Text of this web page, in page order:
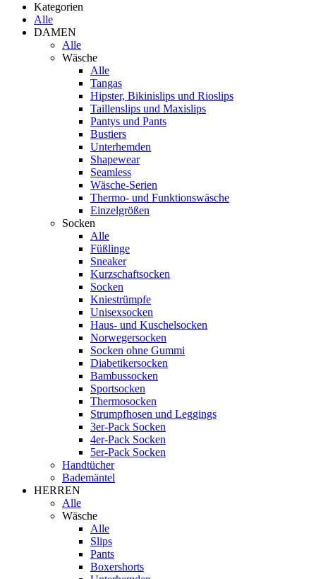
Kategorien
Alle
DAMEN
Alle
Wäsche
Alle
Tangas
Hipster, Bikinislips und Rioslips
Taillenslips und Maxislips
Pantys und Pants
Bustiers
Unterhemden
Shapewear
Seamless
Wäsche-Serien
Thermo- und Funktionswäsche
Einzelgrößen
Socken
Alle
Füßlinge
Sneaker
Kurzschaftsocken
Socken
Kniestrümpfe
Unisexsocken
Haus- und Kuschelsocken
Norwegersocken
Socken ohne Gummi
Diabetikersocken
Bambussocken
Sportsocken
Thermosocken
Strumpfhosen und Leggings
3er-Pack Socken
4er-Pack Socken
5er-Pack Socken
Handtücher
Bademäntel
HERREN
Alle
Wäsche
Alle
Slips
Pants
Boxershorts